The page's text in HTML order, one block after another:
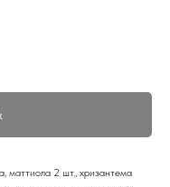
маттиола 2 шт., хризантема